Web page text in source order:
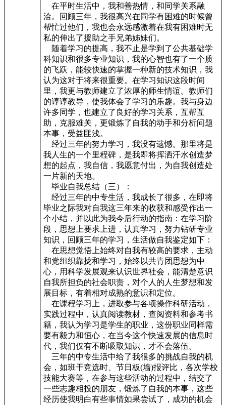
在平时生活中，我和善热情，和同学关系融
洽。回顾三年，我很高兴在同学有困难的时候曾
帮忙过他们，我也会永远感激着在我有困难时无
私的伸出了援助之手兄弟姊妹们。
随着学习的提高，我不止是学到了公共基础学
科知识和很多专业知识，我的心智也有了一个质
的飞跃，能较快速的掌握一种新的技术知识，我
认为这对于将来很重要。在学习知识这段时间
里，我更与教师建立了浓厚的师生情谊。教师们
的谆谆教导，使我体会了学习的乐趣。我与身边
许多同学，也建立了良好的学习关系，互帮互
助，克服难关，更锻炼了自我的动手和分析问题
本事，受益匪浅。
经过三年的努力学习，我没有遗憾。那里将是
我人生的一个里程碑，是我即将挥洒汗水创造梦
想的起点，我自信，我愿意付出，为自我创造处
一片新的天地。
毕业自我总结（三）：
经过三年的中专生活，我成长了很多，在即将
毕业之际我对自我这三年来的收获和感受作出一
个小结，并以此为我今后行动的指南：在学习阶
段，思想上要求上进，认真学习，努力钻研专业
知识，回顾三年的学习，生活做自我鉴定如下：
在思想觉悟上始终对自我有较高的要求，主动
和党组织靠拢和学习，始终以共青团思想为中
心，用科学发展观来认识世界社会，能清楚意识
自我所担负的社会职责，对个人的人生梦想和发
展目标，有着相对成熟的意识和定位。
在课程学习上，进取参与各项操作科研活动，
实践过程中，认真阅读教材，查阅资料和参考书
籍，我认为学习是学生的职业，这份职业同样需
要有毅力和恒心，在当今这个快速发展的信息时
代，我们仅有不断吸取知识，才不会落伍。
三年的中专生活中给了我很多的挑战自我的机
会，如班干竞选时、节日板(墙)报评比，各次学校
技能大赛等，在参与这些活动的过程中，结交了
一些志趣相投的朋友，锻炼了自我的本事，这些
经历使我明白有些事情如果尝试了，成功的机会